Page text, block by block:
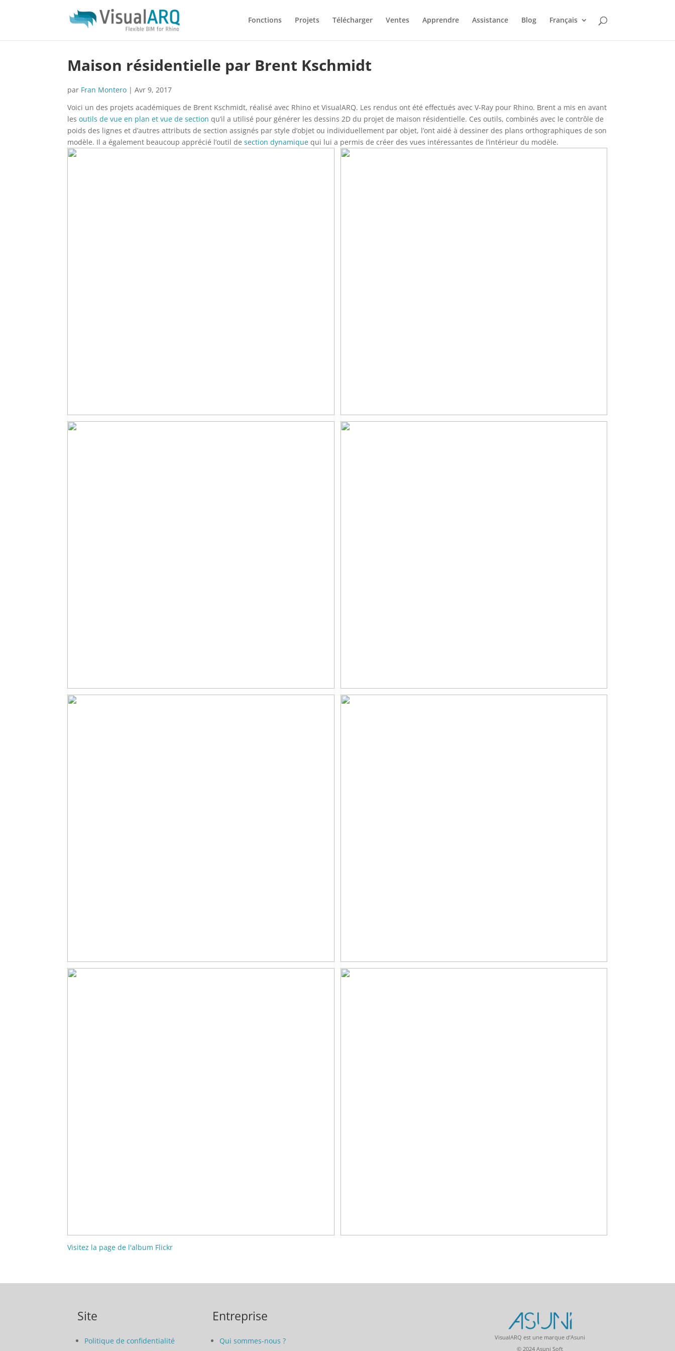
Fonctions Projets Télécharger Ventes Apprendre Assistance Blog Français
Maison résidentielle par Brent Kschmidt
par Fran Montero |Avr 9, 2017
Voici un des projets académiques de Brent Kschmidt, réalisé avec Rhino et VisualARQ. Les rendus ont été effectués avec V-Ray pour Rhino. Brent a mis en avant
lesoutils de vue en plan et vue de section qu’il a utilisé pour générer les dessins 2D du projet de maison résidentielle. Ces outils, combinés avec le contrôle de
poids des lignes et d’autres attributs de section assignés par style d’objet ou individuellement par objet, l’ont aidé à dessiner des plans orthographiques de son
modèle. Il a également beaucoup apprécié l’outil desection dynamique qui lui a permis de créer des vues intéressantes de l’intérieur du modèle.
Visitez la page de l'album Flickr
Site
Politique de confidentialité
Entreprise
Qui sommes-nous ?
VisualARQ est une marque d’Asuni
© 2024 Asuni Soft